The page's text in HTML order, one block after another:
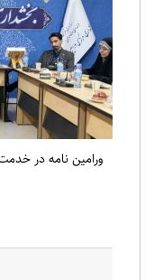
ورامین نامه در